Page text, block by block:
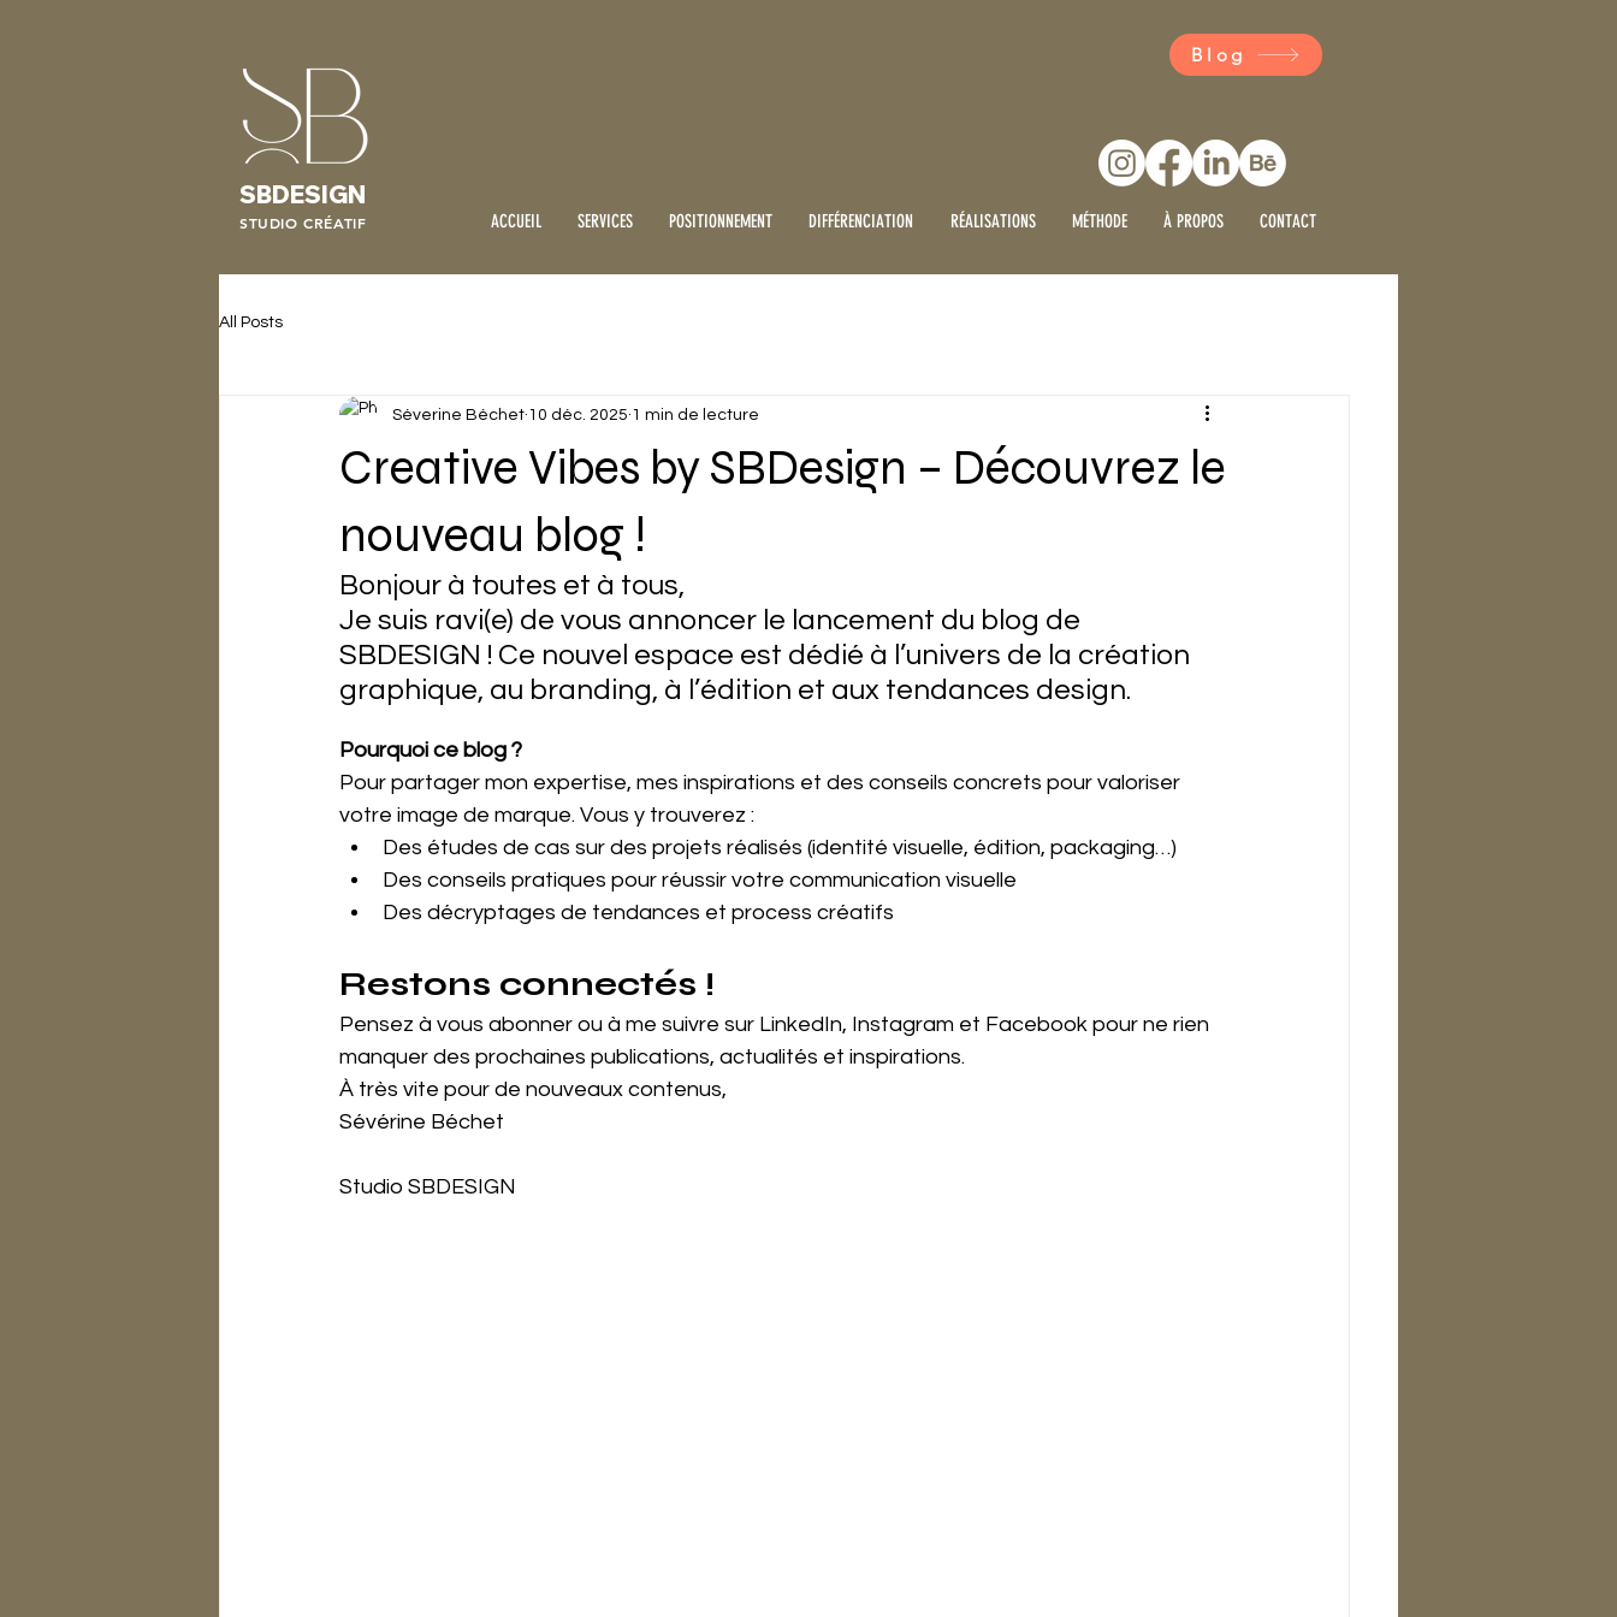
SBDESIGN
STUDIO CRÉATIF
Blog
ACCUEIL SERVICES POSITIONNEMENT DIFFÉRENCIATION RÉALISATIONS MÉTHODE À PROPOS CONTACT
All Posts
Creative Vibes by SBDesign – Découvrez le
nouveau blog !
Séverine Béchet 10 déc. 2025 1 min de lecture
Bonjour à toutes et à tous,
Je suis ravi(e) de vous annoncer le lancement du blog de
SBDESIGN ! Ce nouvel espace est dédié à l’univers de la création
graphique, au branding, à l’édition et aux tendances design.
Pourquoi ce blog ?
Pour partager mon expertise, mes inspirations et des conseils concrets pour valoriser
votre image de marque. Vous y trouverez :
Des études de cas sur des projets réalisés (identité visuelle, édition, packaging…)
Des conseils pratiques pour réussir votre communication visuelle
Des décryptages de tendances et process créatifs
Restons connectés !
Pensez à vous abonner ou à me suivre sur LinkedIn, Instagram et Facebook pour ne rien
manquer des prochaines publications, actualités et inspirations.
À très vite pour de nouveaux contenus,
Sévérine Béchet
Studio SBDESIGN